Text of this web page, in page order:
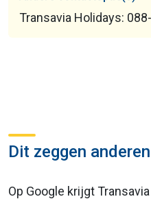
Transavia Holidays:
Dit zeggen
Op Google krijgt